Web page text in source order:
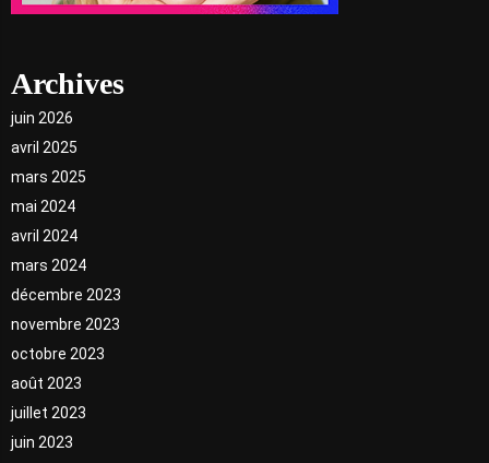
Archives
juin 2026
avril 2025
mars 2025
mai 2024
avril 2024
mars 2024
décembre 2023
novembre 2023
octobre 2023
août 2023
juillet 2023
juin 2023